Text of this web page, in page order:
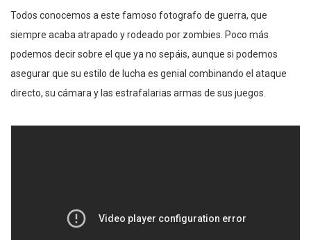
Todos conocemos a este famoso fotografo de guerra, que
siempre acaba atrapado y rodeado por zombies. Poco más
podemos decir sobre el que ya no sepáis, aunque si podemos
asegurar que su estilo de lucha es genial combinando el ataque
directo, su cámara y las estrafalarias armas de sus juegos.